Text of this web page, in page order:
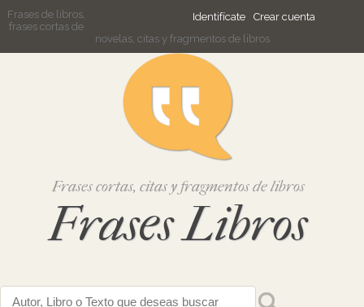
Identifícate Crear cuenta
Frases de libros,
frases cortas de
novelas, citas y fragmentos de libros
Frases cortas, citas y fragmentos de libros
Frases Libros